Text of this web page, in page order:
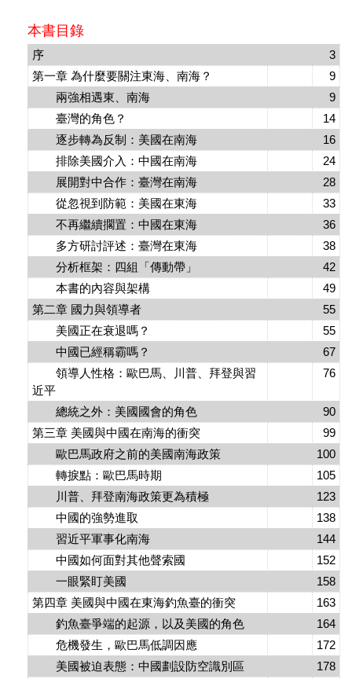
本書目錄
序
3
第一章 為什麼要關注東海、南海？
9
兩強相遇東、南海
9
臺灣的角色？
14
逐步轉為反制：美國在南海
16
排除美國介入：中國在南海
24
展開對中合作：臺灣在南海
28
從忽視到防範：美國在東海
33
不再繼續擱置：中國在東海
36
多方研討評述：臺灣在東海
38
分析框架：四組「傳動帶」
42
本書的內容與架構
49
第二章 國力與領導者
55
美國正在衰退嗎？
55
中國已經稱霸嗎？
67
領導人性格：歐巴馬、川普、拜登與習
近平
76
總統之外：美國國會的角色
90
第三章 美國與中國在南海的衝突
99
歐巴馬政府之前的美國南海政策
100
轉捩點：歐巴馬時期
105
川普、拜登南海政策更為積極
123
中國的強勢進取
138
習近平軍事化南海
144
中國如何面對其他聲索國
152
一眼緊盯美國
158
第四章 美國與中國在東海釣魚臺的衝突
163
釣魚臺爭端的起源，以及美國的角色
164
危機發生，歐巴馬低調因應
172
美國被迫表態：中國劃設防空識別區
178